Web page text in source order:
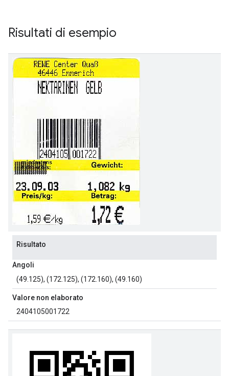
Risultati di esempio
Risultato
Angoli
(49.125), (172.125), (172.160), (49.160)
Valore non elaborato
2404105001722